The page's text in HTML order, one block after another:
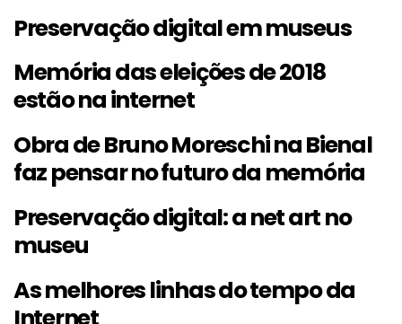
Preservação digital em museus
Memória das eleições de 2018
estão na internet
Obra de Bruno Moreschi na Bienal
faz pensar no futuro da memória
Preservação digital: a net art no
museu
As melhores linhas do tempo da